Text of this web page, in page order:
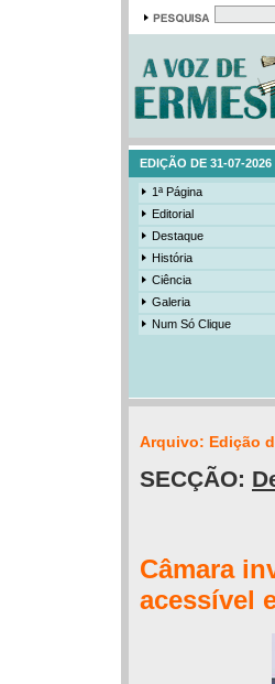
EDIÇÃO DE 31-07-2026
1ª Página
Editorial
Destaque
História
Ciência
Galeria
Num Só Clique
Arquivo: Edição
SECÇÃO:
Câmara
acessível